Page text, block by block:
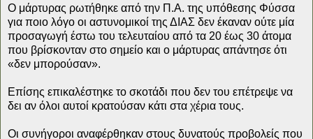
Ο μάρτυρας ρωτήθηκε από την Π.Α. της υπόθεσης Φύσσα
για ποιο λόγο οι αστυνομικοί της ΔΙΑΣ δεν έκαναν ούτε μία
προσαγωγή έστω του τελευταίου από τα 20 έως 30 άτομα
που βρίσκονταν στο σημείο και ο μάρτυρας απάντησε ότι
«δεν μπορούσαν».
Επίσης επικαλέστηκε το σκοτάδι που δεν του επέτρεψε να
δει αν όλοι αυτοί κρατούσαν κάτι στα χέρια τους.
Οι συνήγοροι αναφέρθηκαν στους δυνατούς προβολείς που